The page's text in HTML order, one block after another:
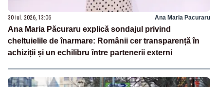
30 iul. 2026, 13:06 Ana Maria Pacuraru
Ana Maria Păcuraru explică sondajul privind
cheltuielile de înarmare: Românii cer transparență în
achiziții și un echilibru între partenerii externi